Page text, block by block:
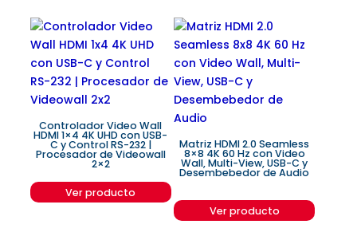
Controlador Video Wall
HDMI 1×4 4K UHD con USB-
C y Control RS-232 |
Procesador de Videowall
2×2
Ver producto
Matriz HDMI 2.0 Seamless
8×8 4K 60 Hz con Video
Wall, Multi-View, USB-C y
Desembebedor de Audio
Ver producto